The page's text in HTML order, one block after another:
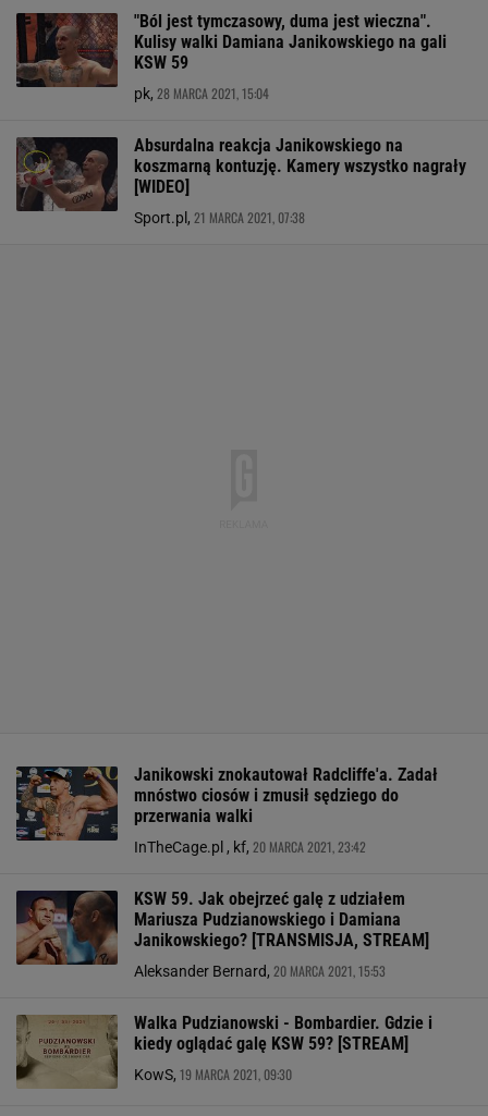
"Ból jest tymczasowy, duma jest wieczna".
Kulisy walki Damiana Janikowskiego na gali
KSW 59
pk, 28 MARCA 2021, 15:04
Absurdalna reakcja Janikowskiego na
koszmarną kontuzję. Kamery wszystko nagrały
[WIDEO]
Sport.pl, 21 MARCA 2021, 07:38
Janikowski znokautował Radcliffe'a. Zadał
mnóstwo ciosów i zmusił sędziego do
przerwania walki
InTheCage.pl , kf, 20 MARCA 2021, 23:42
KSW 59. Jak obejrzeć galę z udziałem
Mariusza Pudzianowskiego i Damiana
Janikowskiego? [TRANSMISJA, STREAM]
Aleksander Bernard, 20 MARCA 2021, 15:53
Walka Pudzianowski - Bombardier. Gdzie i
kiedy oglądać galę KSW 59? [STREAM]
KowS, 19 MARCA 2021, 09:30